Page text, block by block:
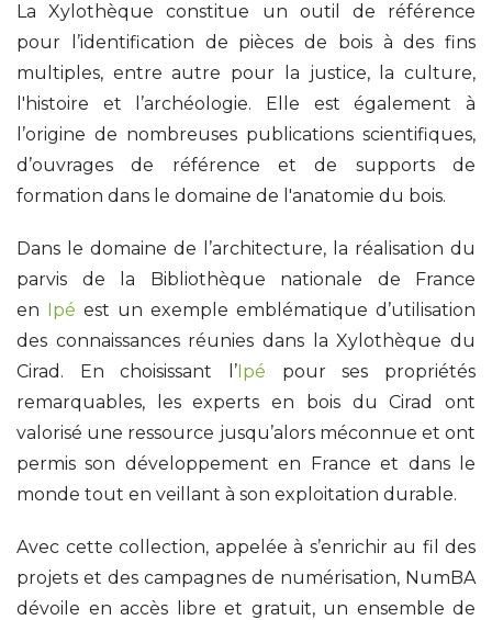
La Xylothèque constitue un outil de référence
pour l’identification de pièces de bois à des fins
multiples, entre autre pour la justice, la culture,
l'histoire et l’archéologie. Elle est également à
l’origine de nombreuses publications scientifiques,
d’ouvrages de référence et de supports de
formation dans le domaine de l'anatomie du bois.
Dans le domaine de l’architecture, la réalisation du
parvis de la Bibliothèque nationale de France
en Ipé est un exemple emblématique d’utilisation
des connaissances réunies dans la Xylothèque du
Cirad. En choisissant l’Ipé pour ses propriétés
remarquables, les experts en bois du Cirad ont
valorisé une ressource jusqu’alors méconnue et ont
permis son développement en France et dans le
monde tout en veillant à son exploitation durable.
Avec cette collection, appelée à s’enrichir au fil des
projets et des campagnes de numérisation, NumBA
dévoile en accès libre et gratuit, un ensemble de